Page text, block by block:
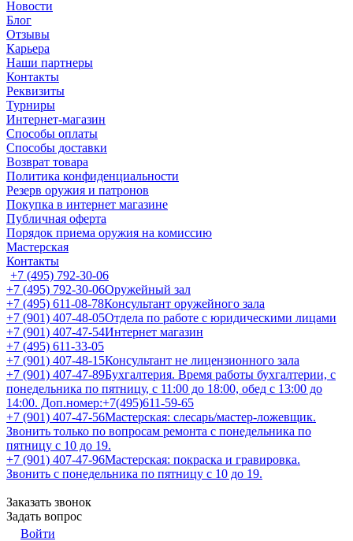
Новости
Блог
Отзывы
Карьера
Наши партнеры
Контакты
Реквизиты
Турниры
Интернет-магазин
Способы оплаты
Способы доставки
Возврат товара
Политика конфиденциальности
Резерв оружия и патронов
Покупка в интернет магазине
Публичная оферта
Порядок приема оружия на комиссию
Мастерская
Контакты
+7 (495) 792-30-06
+7 (495) 792-30-06Оружейный зал
+7 (495) 611-08-78Консультант оружейного зала
+7 (901) 407-48-05Отдела по работе с юридическими лицами
+7 (901) 407-47-54Интернет магазин
+7 (495) 611-33-05
+7 (901) 407-48-15Консультант не лицензионного зала
+7 (901) 407-47-89Бухгалтерия. Время работы бухгалтерии, с
понедельника по пятницу, с 11:00 до 18:00, обед с 13:00 до
14:00. Доп.номер:+7(495)611-59-65
+7 (901) 407-47-56Мастерская: слесарь/мастер-ложевщик.
Звонить только по вопросам ремонта с понедельника по
пятницу с 10 до 19.
+7 (901) 407-47-96Мастерская: покраска и гравировка.
Звонить с понедельника по пятницу с 10 до 19.
Заказать звонок
Задать вопрос
Войти